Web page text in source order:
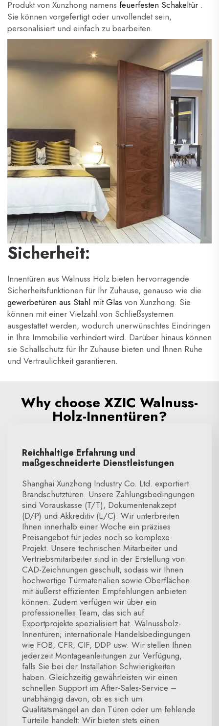
Produkt von Xunzhong namens feuerfesten Schakeltür .
Sie können vorgefertigt oder unvollendet sein,
personalisiert und einfach zu bearbeiten.
Sicherheit:
Innentüren aus Walnuss Holz bieten hervorragende
Sicherheitsfunktionen für Ihr Zuhause, genauso wie die
gewerbetüren aus Stahl mit Glas von Xunzhong. Sie
können mit einer Vielzahl von Schließsystemen
ausgestattet werden, wodurch unerwünschtes Eindringen
in Ihre Immobilie verhindert wird. Darüber hinaus können
sie Schallschutz für Ihr Zuhause bieten und Ihnen Ruhe
und Vertraulichkeit garantieren.
Why choose XZIC Walnuss-
Holz-Innentüren?
Reichhaltige Erfahrung und
maßgeschneiderte Dienstleistungen
Shanghai Xunzhong Industry Co. Ltd. exportiert
Brandschutztüren. Unsere Zahlungsbedingungen
sind Vorauskasse (T/T), Dokumentenakzept
(D/P) und Akkreditiv (L/C). Wir unterbreiten
Ihnen innerhalb einer Woche ein präzises
Preisangebot für jedes noch so komplexe
Projekt. Unsere technischen Mitarbeiter und
Vertriebsmitarbeiter sind in der Erstellung von
CAD-Zeichnungen geschult, sodass wir Ihnen
hochwertige Türmaterialien sowie Oberflächen
mit äußerst effizienten Empfehlungen anbieten
können. Zudem verfügen wir über ein
professionelles Team, das sich auf
Exportprojekte spezialisiert hat. Walnussholz-
Innentüren; internationale Handelsbedingungen
wie FOB, CFR, CIF, DDP usw. Wir stellen Ihnen
jederzeit Montageanleitungen zur Verfügung,
falls Sie bei der Installation Schwierigkeiten
haben. Gleichzeitig gewährleisten wir einen
schnellen Support im After-Sales-Service –
unabhängig davon, ob es sich um
Qualitätsmängel an den Türen oder um fehlende
Türteile handelt: Wir bieten stets einen